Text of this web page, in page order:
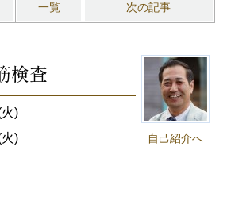
一覧 次の記事
自己紹介へ
検査
)
)